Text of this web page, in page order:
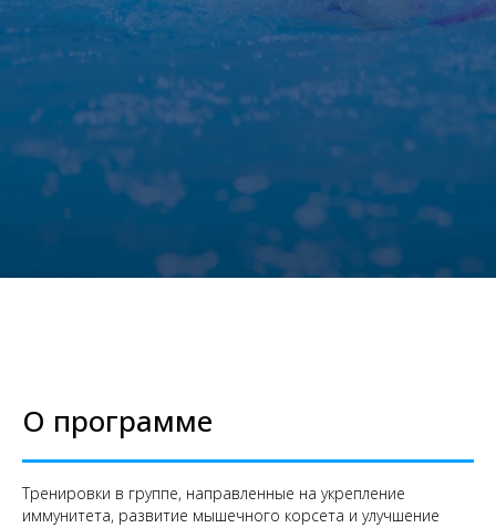
О программе
Тренировки в группе, направленные на укрепление
иммунитета, развитие мышечного корсета и улучшение